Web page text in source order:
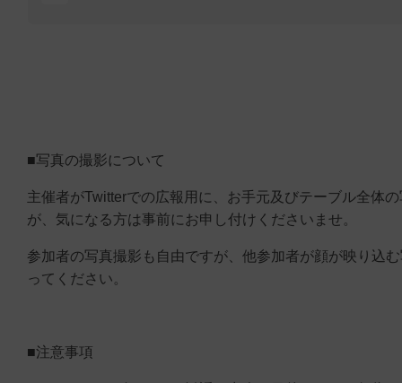
■写真の撮影について
主催者がTwitterでの広報用に、お手元及びテーブル全体
が、気になる方は事前にお申し付けくださいませ。
参加者の写真撮影も自由ですが、他参加者が顔が映り込
ってください。
■注意事項